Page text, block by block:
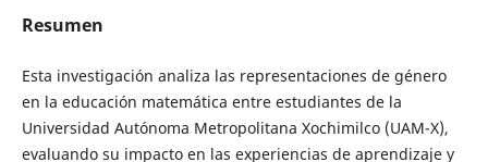
Resumen
Esta investigación analiza las representaciones de género
en la educación matemática entre estudiantes de la
Universidad Autónoma Metropolitana Xochimilco (UAM-X),
evaluando su impacto en las experiencias de aprendizaje y